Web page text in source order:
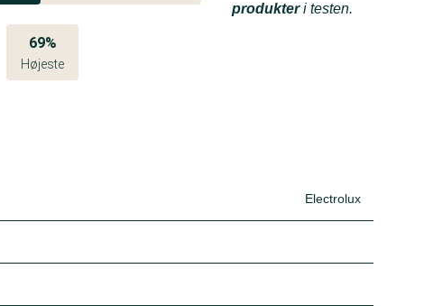
69%
Højeste
produkteri testen.
Electrolux